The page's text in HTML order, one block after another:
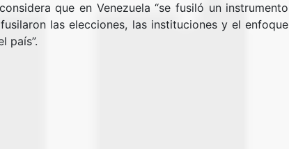
que en Venezuela “se fusiló un instrumento
las elecciones, las instituciones y el enfoque
país”.